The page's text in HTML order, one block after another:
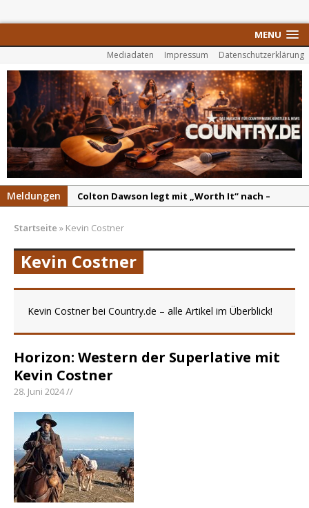
MENU
Mediadaten Impressum Datenschutzerklärung
Meldungen
Colton Dawson legt mit „Worth It“ nach –
Carly Pearce hinterfragt den ständigen
Vergleich mit anderen
Ella Langley schreibt Musikgeschichte:
„Choosin‘ Texas“ gehört zu den größten Hits
aller Zeiten
Sommernächte
„Taylor Gold“ zeigt die Kraft der Akustik
Startseite » Kevin Costner
Kevin Costner
Kevin Costner bei Country.de – alle Artikel im Überblick!
Horizon: Western der Superlative mit
Kevin Costner
28. Juni 2024 //